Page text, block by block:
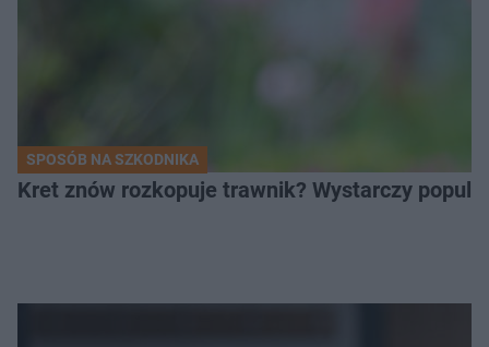
SPOSÓB NA SZKODNIKA
Kret znów rozkopuje trawnik? Wystarczy